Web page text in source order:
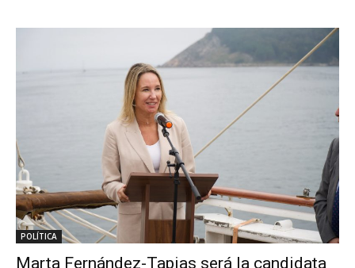
POLÍTICA
Marta Fernández-Tapias será la candidata